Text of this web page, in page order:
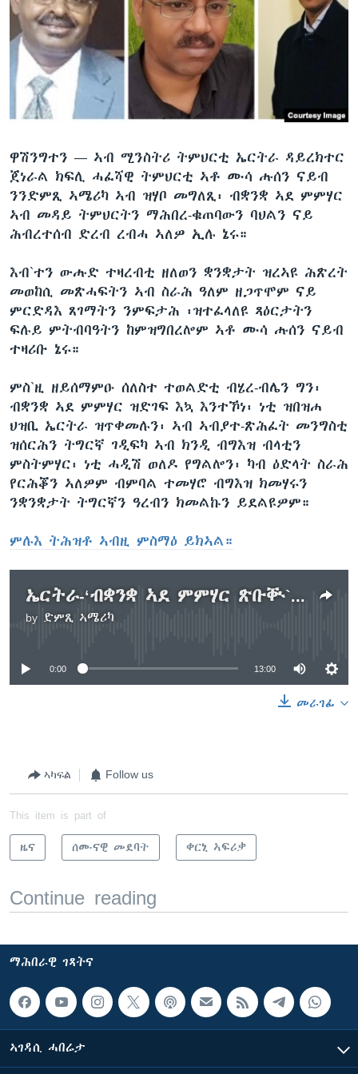
ቂሔ ጽልሚ
ቋንቋታት
ዋሽንግተን — ኣብ ሚንስትሪ ትምህርቲ ኤርትራ ዳይረክተር
ጀነራል ክፍሊ ሓፈሻዊ ትምህርቲ ኣቶ ሙሳ ሑሰን ናይብ
ንንድምጺ ኣሜሪካ ኣብ ዝሃቦ መግለጺ፡ ብቋንቋ ኣደ ምምሃር
ኣብ መዳይ ትምህርትን ማሕበረ-ቁጠባውን ባህልን ናይ
ሕብረተሰብ ድረብ ረብሓ ኣለዎ ኢሉ ኔሩ።
እብ`ተን ውሑድ ተዛረብቲ ዘለወን ቋንቋታት ዝረኣዩ ሕጽረት
መወከሲ መጽሓፍትን ኣብ ስራሕ ዓለም ዘጋጥሞም ናይ
ምርድዳእ ጸገማትን ንምፍታሕ ፡ዝተፈላለዩ ጻዕርታትን
ፍሉይ ምትብባዓትን ከምዝግበረሎም ኣቶ ሙሳ ሑሰን ናይብ
ተዛሪቡ ኔሩ።
ምስ`ዚ ዘይሰማምዑ ሰለስተ ተወልድቲ ብሄረ-ብሌን ግን፡
ብቋንቋ ኣደ ምምሃር ዝድገፍ እኳ እንተኾነ፡ ነቲ ዝበዝሐ
ህዝቢ ኤርትራ ዝጥቀመሉን፡ ኣብ ኣብያተ-ጽሕፈት መንግስቲ
ዝሰርሕን ትግርኛ ገዲፍካ ኣብ ክንዲ ብግእዝ ብላቲን
ምስትምሃር፡ ነቲ ሓዲሽ ወለዶ የግልሎን፡ ካብ ዕድላት ስራሕ
የርሕቖን ኣለዎም ብምባል ተመሃሮ ብግእዝ ክመሃሩን
ንቋንቋታት ትግርኛን ዓረብን ክመልኩን ይደልዩዎም።
ምሉእ ትሕዝቶ ኣብዚ ምስማዕ ይክኣል።
ኤርትራ-‘ብቋንቋ ኣደ ምምሃር ጽቡቝ`ኳ እንተኾነ ግእዝ ገዲፍካ ብላቲን ምጥቃም ግን፡ ኣብ ስራሕ ዓለም ሃስያ የስዕብ ኣሎ’ ኣጋይሽ ድምጺ ኣሜሪካ
by ድምጺ ኣሜሪካ
No media source currently available
0:00 13:00
መራገፊ
ኣካፍል Follow us
This item is part of
ዜና ሰሙናዊ መደባት ቀርኒ ኣፍሪቃ
Continue reading
ማሕበራዊ ገጻትና
ኣገዳሲ ሓበሬታ